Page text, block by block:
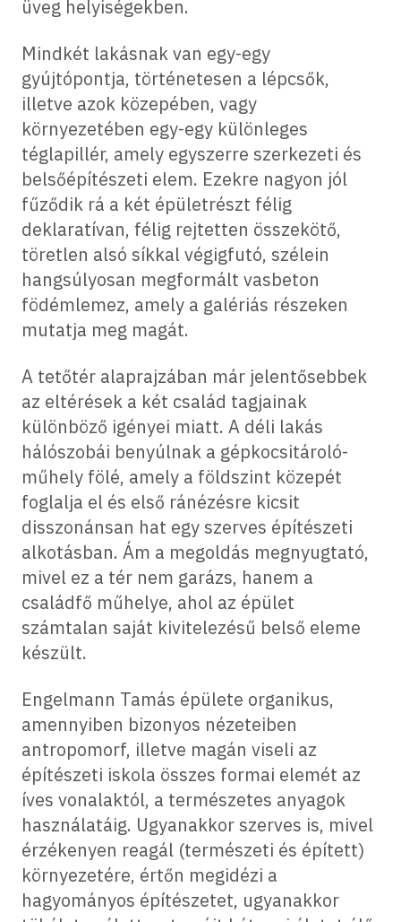
üveg helyiségekben.
Mindkét lakásnak van egy-egy
gyújtópontja, történetesen a lépcsők,
illetve azok közepében, vagy
környezetében egy-egy különleges
téglapillér, amely egyszerre szerkezeti és
belsőépítészeti elem. Ezekre nagyon jól
fűződik rá a két épületrészt félig
deklaratívan, félig rejtetten összekötő,
töretlen alsó síkkal végigfutó, szélein
hangsúlyosan megformált vasbeton
födémlemez, amely a galériás részeken
mutatja meg magát.
A tetőtér alaprajzában már jelentősebbek
az eltérések a két család tagjainak
különböző igényei miatt. A déli lakás
hálószobái benyúlnak a gépkocsitároló-
műhely fölé, amely a földszint közepét
foglalja el és első ránézésre kicsit
disszonánsan hat egy szerves építészeti
alkotásban. Ám a megoldás megnyugtató,
mivel ez a tér nem garázs, hanem a
családfő műhelye, ahol az épület
számtalan saját kivitelezésű belső eleme
készült.
Engelmann Tamás épülete organikus,
amennyiben bizonyos nézeteiben
antropomorf, illetve magán viseli az
építészeti iskola összes formai elemét az
íves vonalaktól, a természetes anyagok
használatáig. Ugyanakkor szerves is, mivel
érzékenyen reagál (természeti és épített)
környezetére, értőn megidézi a
hagyományos építészetet, ugyanakkor